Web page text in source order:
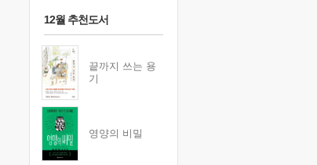
12월 추천도서
끝까지 쓰는 용
기
영양의 비밀